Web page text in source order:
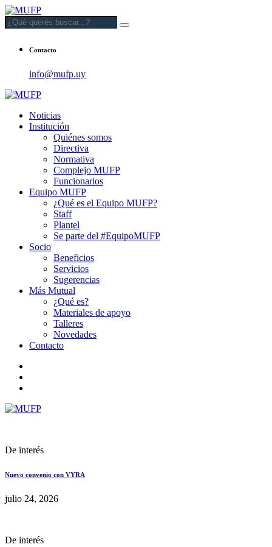
Contacto
info@mufp.uy
Noticias
Institución
Quiénes somos
Directiva
Normativa
Complejo MUFP
Funcionarios
Equipo MUFP
¿Qué es el Equipo MUFP?
Staff
Plantel
Se parte del #EquipoMUFP
Socio
Beneficios
Servicios
Sugerencias
Más Mutual
¿Qué es?
Materiales de apoyo
Talleres
Novedades
Contacto
De interés
Nuevo convenio con VYRA
julio 24, 2026
De interés